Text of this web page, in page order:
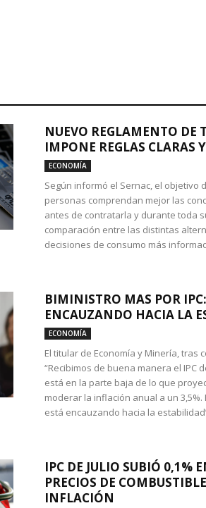
NUEVO REGLAMENTO DE
IMPONE REGLAS CLARAS
ECONOMÍA
Según informó el Sernac, el objetivo
personas comprendan mejor las
antes de contratarla y durante toda
comparación entre las distintas
decisiones de consumo más
BIMINISTRO MAS POR
ENCAUZANDO HACIA LA
ECONOMÍA
El titular de Economía y Minería, tras
“Recibimos de buena manera el IPC
está en la parte baja de lo que
moderar la inflación anual a un
está encauzando hacia la
IPC DE JULIO SUBIÓ 0,1%
PRECIOS DE
INFLACIÓN